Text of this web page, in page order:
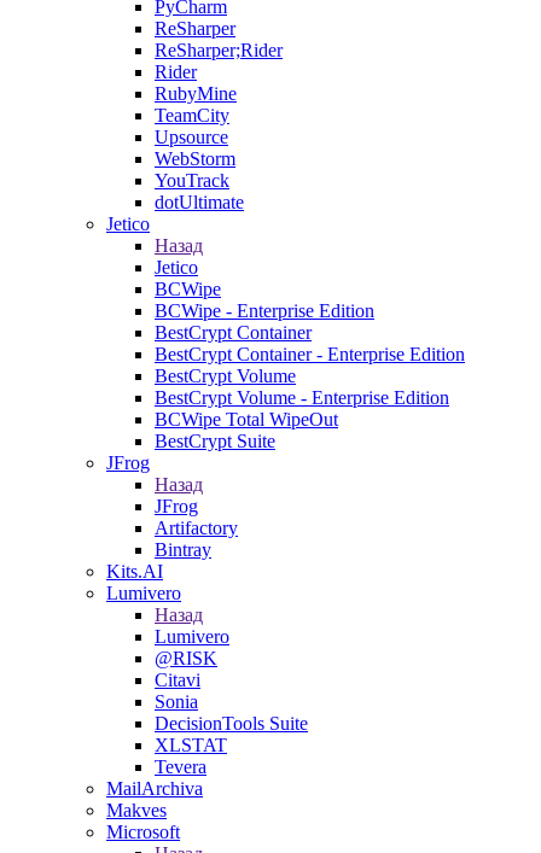
PyCharm
ReSharper
ReSharper;Rider
Rider
RubyMine
TeamCity
Upsource
WebStorm
YouTrack
dotUltimate
Jetico
Назад
Jetico
BCWipe
BCWipe - Enterprise Edition
BestCrypt Container
BestCrypt Container - Enterprise Edition
BestCrypt Volume
BestCrypt Volume - Enterprise Edition
BCWipe Total WipeOut
BestCrypt Suite
JFrog
Назад
JFrog
Artifactory
Bintray
Kits.AI
Lumivero
Назад
Lumivero
@RISK
Citavi
Sonia
DecisionTools Suite
XLSTAT
Tevera
MailArchiva
Makves
Microsoft